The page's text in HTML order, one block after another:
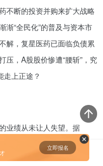
不断的投资并购来扩大战略
渐“全民化”的普及与资本市
解，复星医药已面临负债累
压，A股股价惨遭“腰斩”，究
走上正途？
业绩从未让人失望。据
其营收分别为285.85亿
别同比增加14.72%、
立即报名